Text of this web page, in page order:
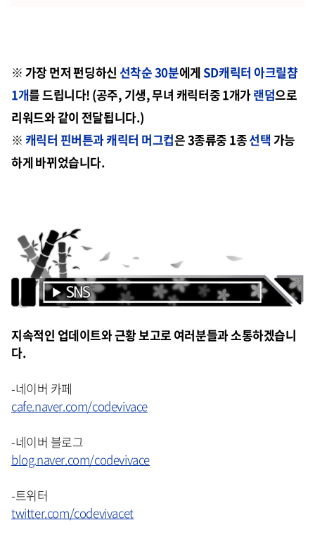
※ 가장 먼저 펀딩하신 선착순 30분에게 SD캐릭터 아크릴챰
1개를 드립니다! (공주, 기생, 무녀 캐릭터중 1개가랜덤으로
리워드와 같이 전달됩니다.)
※ 캐릭터 핀버튼과캐릭터 머그컵은 3종류중 1종선택 가능
하게 바뀌었습니다.
지속적인 업데이트와 근황 보고로 여러분들과 소통하겠습니
다.
-네이버 카페
cafe.naver.com/codevivace
-네이버 블로그
blog.naver.com/codevivace
-트위터
twitter.com/codevivacet